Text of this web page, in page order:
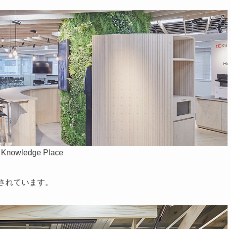
Knowledge Place
れています。